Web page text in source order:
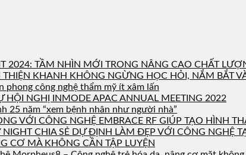
2024: TẦM NHÌN MỚI TRONG NÂNG CAO CHẤT
THIỆN KHANH KHÔNG NGỪNG HỌC HỎI, NẮM BẮT
phong công nghệ thẩm mỹ ít xâm lấn
HỘI NGHỊ INMODE APAC ANNUAL MEETING 2022
25 năm “xem bệnh nhân như người nhà”
VỚI CÔNG NGHỆ EMBRACE RF GIÚP TẠO HÌNH
NIGHT CHIA SẺ DỰ ĐỊNH LÀM ĐẸP VỚI CÔNG NGHỆ
CƠ MÀ KHÔNG CẦN TẬP LUYỆN